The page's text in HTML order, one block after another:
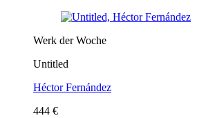
Werk der Woche
Untitled
Héctor Fernández
444 €